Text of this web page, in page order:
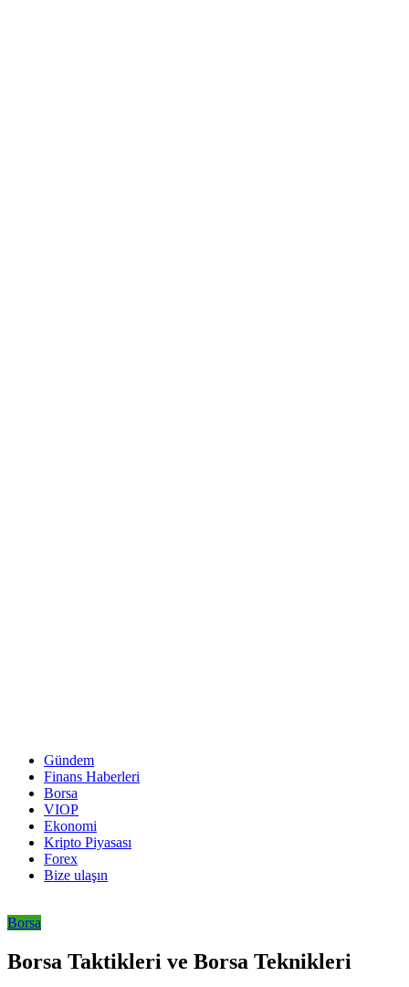
Gündem
Finans Haberleri
Borsa
VIOP
Ekonomi
Kripto Piyasası
Forex
Bize ulaşın
Borsa
Borsa Taktikleri ve Borsa Teknikleri